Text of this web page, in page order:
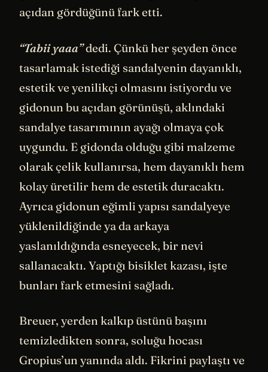
açıdan gördüğünü fark etti.
“Tabii yaaa”dedi. Çünkü her şeyden önce
tasarlamak istediği sandalyenin dayanıklı,
estetik ve yenilikçi olmasını istiyordu ve
gidonun bu açıdan görünüşü, aklındaki
sandalye tasarımının ayağı olmaya çok
uygundu. E gidonda olduğu gibi malzeme
olarak çelik kullanırsa, hem dayanıklı hem
kolay üretilir hem de estetik duracaktı.
Ayrıca gidonun eğimli yapısı sandalyeye
yüklenildiğinde ya da arkaya
yaslanıldığında esneyecek, bir nevi
sallanacaktı. Yaptığı bisiklet kazası, işte
bunları fark etmesini sağladı.
Breuer, yerden kalkıp üstünü başını
temizledikten sonra, soluğu hocası
Gropius’un yanında aldı. Fikrini paylaştı ve